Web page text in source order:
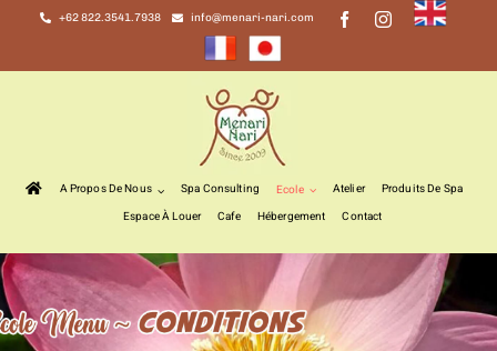
content
+62 822.3541.7938 info@menari-nari.com
A Propos De Nous Spa Consulting Ecole Atelier
Produits De Spa
Espace À Louer
Cafe Hébergement Contact